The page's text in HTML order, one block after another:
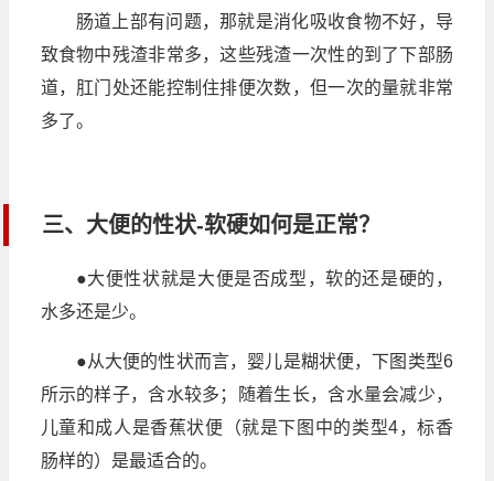
肠道上部有问题，那就是消化吸收食物不好，导
致食物中残渣非常多，这些残渣一次性的到了下部肠
道，肛门处还能控制住排便次数，但一次的量就非常
多了。
三、大便的性状-软硬如何是正常？
●大便性状就是大便是否成型，软的还是硬的，
水多还是少。
●从大便的性状而言，婴儿是糊状便，下图类型6
所示的样子，含水较多；随着生长，含水量会减少，
儿童和成人是香蕉状便（就是下图中的类型4，标香
肠样的）是最适合的。